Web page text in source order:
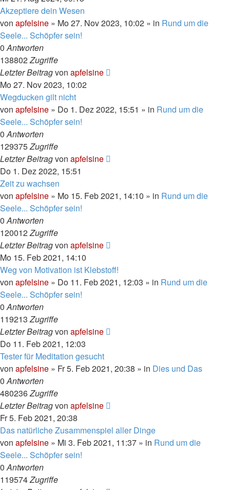
Akzeptiere dein Wesen
von apfelsine » Mo 27. Nov 2023, 10:02 » in Rund um die
Seele... Schöpfer sein!
0Antworten
138802Zugriffe
Letzter Beitragvon apfelsine
Mo 27. Nov 2023, 10:02
Wegducken gilt nicht
von apfelsine » Do 1. Dez 2022, 15:51 » in Rund um die
Seele... Schöpfer sein!
0Antworten
129375Zugriffe
Letzter Beitragvon apfelsine
Do 1. Dez 2022, 15:51
Zeit zu wachsen
von apfelsine » Mo 15. Feb 2021, 14:10 » in Rund um die
Seele... Schöpfer sein!
0Antworten
120012Zugriffe
Letzter Beitragvon apfelsine
Mo 15. Feb 2021, 14:10
Weg von Motivation ist Klebstoff!
von apfelsine » Do 11. Feb 2021, 12:03 » in Rund um die
Seele... Schöpfer sein!
0Antworten
119213Zugriffe
Letzter Beitragvon apfelsine
Do 11. Feb 2021, 12:03
Tester für Meditation gesucht
von apfelsine » Fr 5. Feb 2021, 20:38 » in Dies und Das
0Antworten
480236Zugriffe
Letzter Beitragvon apfelsine
Fr 5. Feb 2021, 20:38
Das natürliche Zusammenspiel aller Dinge
von apfelsine » Mi 3. Feb 2021, 11:37 » in Rund um die
Seele... Schöpfer sein!
0Antworten
119574Zugriffe